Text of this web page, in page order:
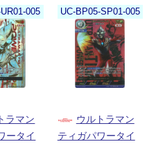
005
ラマン
ータイ
UC-BP05-SP01-005
ウルトラマン
ティガパワータイ